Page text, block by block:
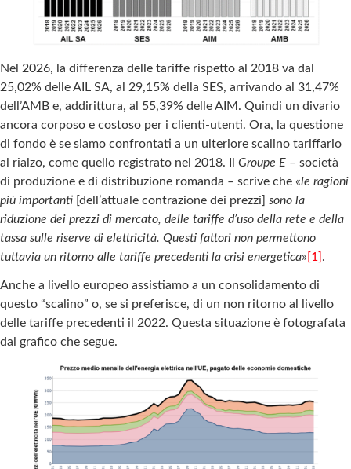
Nel 2026, la differenza delle tariffe rispetto al 2018 va dal
25,02% delle AIL SA, al 29,15% della SES, arrivando al 31,47%
dell’AMB e, addirittura, al 55,39% delle AIM. Quindi un divario
ancora corposo e costoso per i clienti-utenti. Ora, la questione
di fondo è se siamo confrontati a un ulteriore scalino tariffario
al rialzo, come quello registrato nel 2018. Il Groupe E – società
di produzione e di distribuzione romanda – scrive che «le ragioni
più importanti [dell’attuale contrazione dei prezzi] sono la
riduzione dei prezzi di mercato, delle tariffe d’uso della rete e della
tassa sulle riserve di elettricità. Questi fattori non permettono
tuttavia un ritorno alle tariffe precedenti la crisi energetica» [1] .
Anche a livello europeo assistiamo a un consolidamento di
questo “scalino” o, se si preferisce, di un non ritorno al livello
delle tariffe precedenti il 2022. Questa situazione è fotografata
dal grafico che segue.